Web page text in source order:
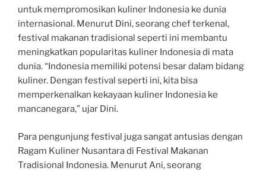
untuk mempromosikan kuliner Indonesia ke dunia
internasional. Menurut Dini, seorang chef terkenal,
festival makanan tradisional seperti ini membantu
meningkatkan popularitas kuliner Indonesia di mata
dunia. “Indonesia memiliki potensi besar dalam bidang
kuliner. Dengan festival seperti ini, kita bisa
memperkenalkan kekayaan kuliner Indonesia ke
mancanegara,” ujar Dini.
Para pengunjung festival juga sangat antusias dengan
Ragam Kuliner Nusantara di Festival Makanan
Tradisional Indonesia. Menurut Ani, seorang